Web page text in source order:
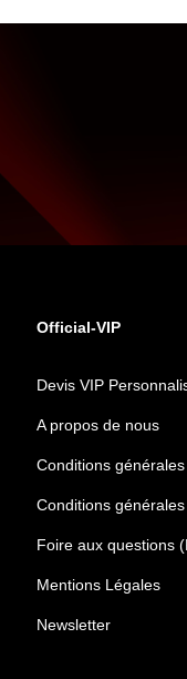
Official-VIP
Devis VIP
A propos de nous
Conditions
Conditions
Foire aux questions
Mentions Légales
Newsletter